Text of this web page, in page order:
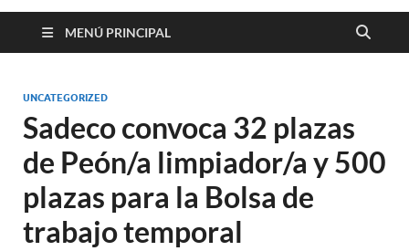
MENÚ PRINCIPAL
UNCATEGORIZED
Sadeco convoca 32 plazas
de Peón/a limpiador/a y 500
plazas para la Bolsa de
trabajo temporal